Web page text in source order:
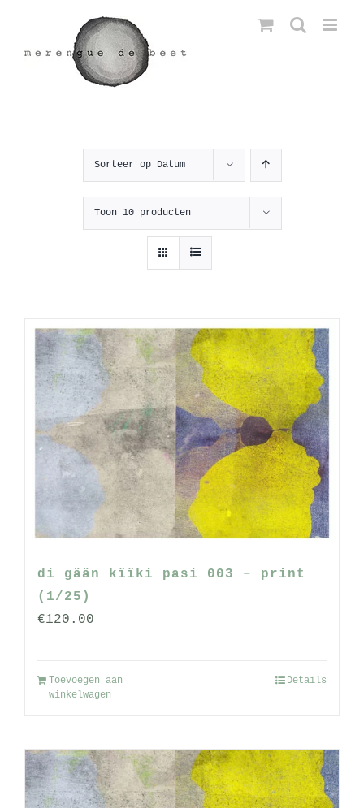
inhoud
Sorteer op Datum
Toon 10 producten
di gään kïïki pasi 003 – print
(1/25)
€120.00
Toevoegen aan
winkelwagen
Details